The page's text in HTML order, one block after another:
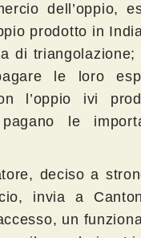
dell’oppio,
prodotto in
di
le loro
l’oppio ivi
le
deciso a
invia a
un